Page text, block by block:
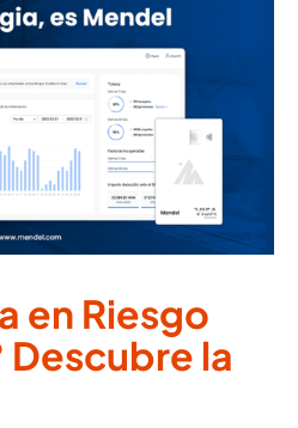
en Riesgo
la